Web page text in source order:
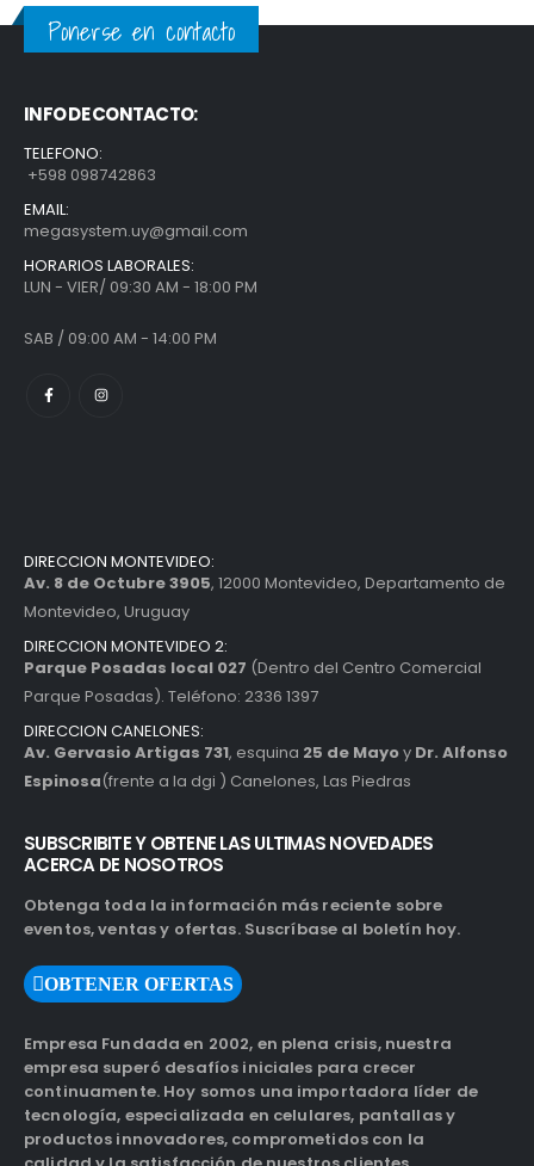
Ponerse en contacto
INFO DE CONTACTO:
TELEFONO:
+598 098742863
EMAIL:
megasystem.uy@gmail.com
HORARIOS LABORALES:
LUN - VIER/ 09:30 AM - 18:00 PM
SAB / 09:00 AM - 14:00 PM
DIRECCION MONTEVIDEO:
Av. 8 de Octubre 3905, 12000 Montevideo, Departamento de
Montevideo, Uruguay
DIRECCION MONTEVIDEO 2:
Parque Posadas local 027 (Dentro del Centro Comercial
Parque Posadas). Teléfono: 2336 1397
DIRECCION CANELONES:
Av. Gervasio Artigas 731, esquina 25 de Mayoy Dr. Alfonso
Espinosa(frente a la dgi ) Canelones, Las Piedras
SUBSCRIBITE Y OBTENE LAS ULTIMAS NOVEDADES
ACERCA DE NOSOTROS
Obtenga toda la información más reciente sobre
eventos, ventas y ofertas. Suscríbase al boletín hoy.
OBTENER OFERTAS
Empresa Fundada en 2002, en plena crisis, nuestra
empresa superó desafíos iniciales para crecer
continuamente. Hoy somos una importadora líder de
tecnología, especializada en celulares, pantallas y
productos innovadores, comprometidos con la